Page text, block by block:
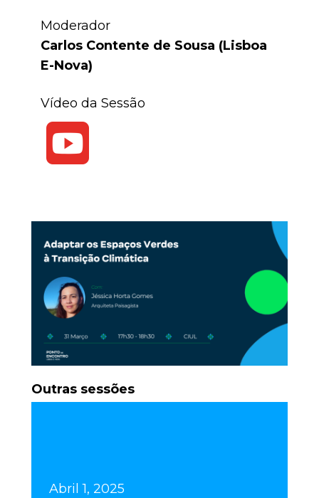
Moderador
Carlos Contente de Sousa (Lisboa
E-Nova)
Vídeo da Sessão
Outras sessões
Abril 1, 2025